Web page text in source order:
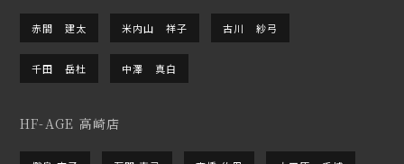
赤間 建太 米内山 祥子 古川 紗弓
千田 岳杜 中澤 真白
HF-AGE 高崎店